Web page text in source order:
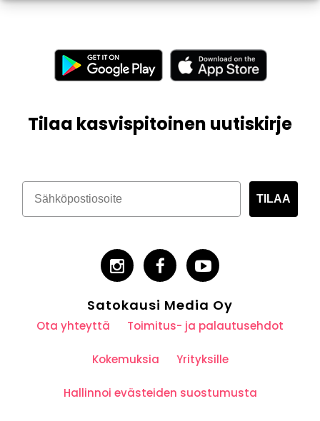
Tilaa kasvispitoinen uutiskirje
TILAA
Satokausi Media Oy
Ota yhteyttä Toimitus- ja palautusehdot
Kokemuksia Yrityksille
Hallinnoi evästeiden suostumusta